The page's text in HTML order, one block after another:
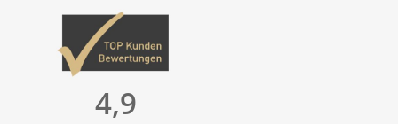
4,9